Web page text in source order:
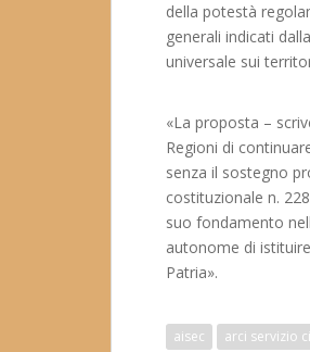
della potestà
generali indicati
universale sui
«La proposta –
Regioni di
senza il sostegno
costituzionale n.
suo fondamento
autonome di
Patria».
aisec arci servizio